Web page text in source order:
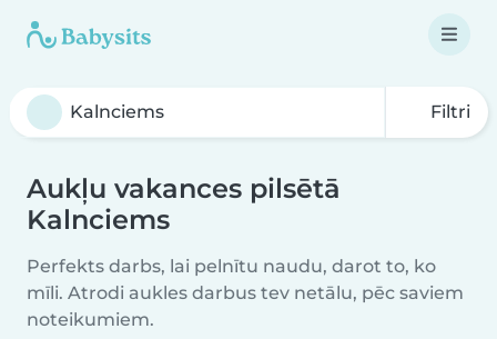
Filtri
Aukļu vakances pilsētā
Kalnciems
Perfekts darbs, lai pelnītu naudu, darot to, ko
mīli. Atrodi aukles darbus tev netālu, pēc saviem
noteikumiem.